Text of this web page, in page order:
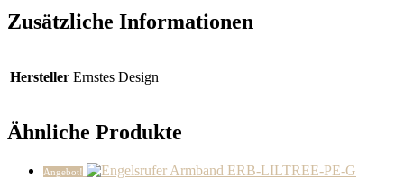
Zusätzliche Informationen
Hersteller Ernstes Design
Ähnliche Produkte
Angebot!